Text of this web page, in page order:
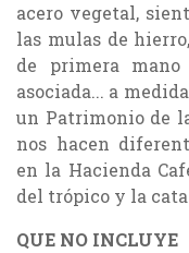
acero vegetal,
las mulas de
de primera
asociada... a
un Patrimonio de
nos hacen
en la Hacienda
del trópico y la cata
QUE NO INCLUYE